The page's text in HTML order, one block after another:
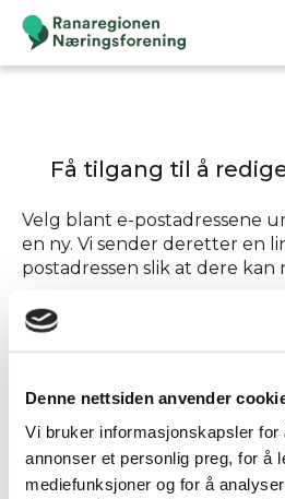
Denne nettsiden anvender
Vi bruker informasjonskapsler for
annonser et personlig preg, for å
mediefunksjoner og for å
Få tilgang til å
Velg blant e-postadressene
en ny. Vi sender deretter en
postadressen slik at dere
Send tilgang til
Annen - Skriv inn e-